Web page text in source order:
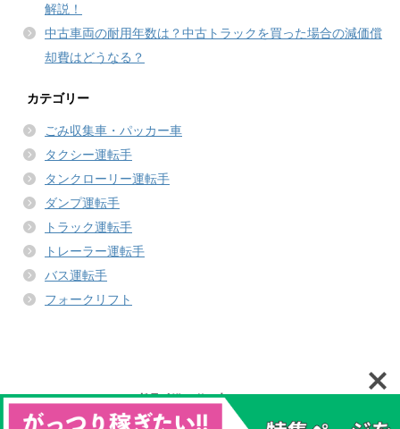
解説！
中古車両の耐用年数は？中古トラックを買った場合の減価償
却費はどうなる？
カテゴリー
ごみ収集車・パッカー車
タクシー運転手
タンクローリー運転手
ダンプ運転手
トラック運転手
トレーラー運転手
バス運転手
フォークリフト